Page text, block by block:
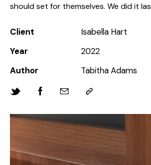
should set for themselves. We did it
Client
Isabella Hart
Year
2022
Author
Tabitha Adams